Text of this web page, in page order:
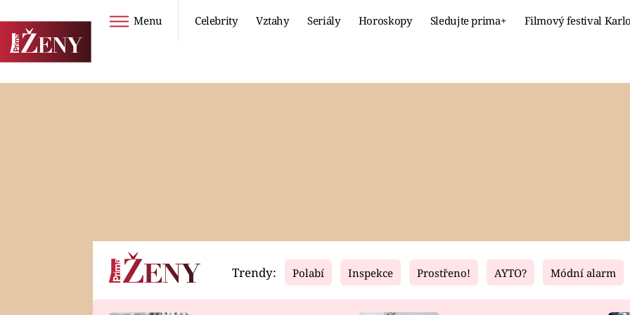
Menu Celebrity Vztahy Seriály Horoskopy Sledujte prima+ Filmový festival
Horoskopy Video Fresh Living
Trendy: Polabí Inspekce Prostřeno! AYTO? Módní alarm